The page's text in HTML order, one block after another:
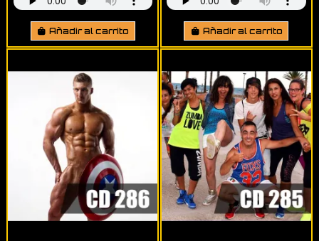
Añadir al carrito Añadir al carrito